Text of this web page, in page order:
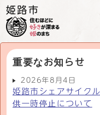
重要なお知らせ
2026年8月4日
姫路市シェアサイク
供一時停止について